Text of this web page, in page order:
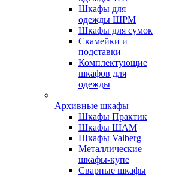
Шкафы для
одежды ШРМ
Шкафы для сумок
Скамейки и
подставки
Комплектующие
шкафов для
одежды
Архивные шкафы
Шкафы Практик
Шкафы ШАМ
Шкафы Valberg
Металлические
шкафы-купе
Сварные шкафы